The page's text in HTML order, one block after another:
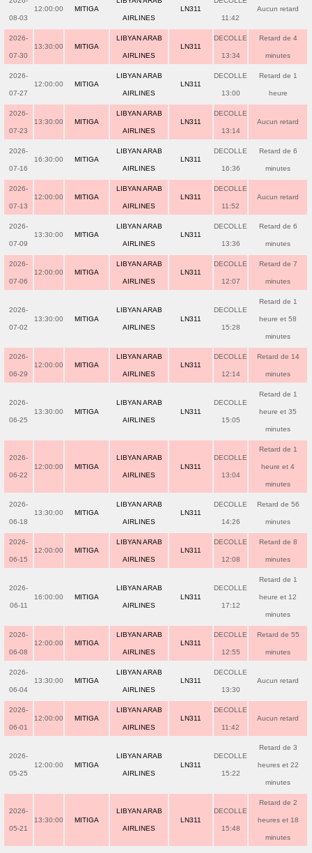
08-03
12:00:00 MITIGA
AIRLINES
LN311
11:42
Aucun retard
2026-
07-30
13:30:00 MITIGA
LIBYAN ARAB
AIRLINES
LN311
DECOLLE
13:34
Retard de 4
minutes
2026-
07-27
12:00:00 MITIGA
LIBYAN ARAB
AIRLINES
LN311
DECOLLE
13:00
Retard de 1
heure
2026-
07-23
13:30:00 MITIGA
LIBYAN ARAB
AIRLINES
LN311
DECOLLE
13:14
Aucun retard
2026-
07-16
16:30:00 MITIGA
LIBYAN ARAB
AIRLINES
LN311
DECOLLE
16:36
Retard de 6
minutes
2026-
07-13
12:00:00 MITIGA
LIBYAN ARAB
AIRLINES
LN311
DECOLLE
11:52
Aucun retard
2026-
07-09
13:30:00 MITIGA
LIBYAN ARAB
AIRLINES
LN311
DECOLLE
13:36
Retard de 6
minutes
2026-
07-06
12:00:00 MITIGA
LIBYAN ARAB
AIRLINES
LN311
DECOLLE
12:07
Retard de 7
minutes
2026-
07-02
13:30:00 MITIGA
LIBYAN ARAB
AIRLINES
LN311
DECOLLE
15:28
Retard de 1
heure et 58
minutes
2026-
06-29
12:00:00 MITIGA
LIBYAN ARAB
AIRLINES
LN311
DECOLLE
12:14
Retard de 14
minutes
2026-
06-25
13:30:00 MITIGA
LIBYAN ARAB
AIRLINES
LN311
DECOLLE
15:05
Retard de 1
heure et 35
minutes
2026-
06-22
12:00:00 MITIGA
LIBYAN ARAB
AIRLINES
LN311
DECOLLE
13:04
Retard de 1
heure et 4
minutes
2026-
06-18
13:30:00 MITIGA
LIBYAN ARAB
AIRLINES
LN311
DECOLLE
14:26
Retard de 56
minutes
2026-
06-15
12:00:00 MITIGA
LIBYAN ARAB
AIRLINES
LN311
DECOLLE
12:08
Retard de 8
minutes
2026-
06-11
16:00:00 MITIGA
LIBYAN ARAB
AIRLINES
LN311
DECOLLE
17:12
Retard de 1
heure et 12
minutes
2026-
06-08
12:00:00 MITIGA
LIBYAN ARAB
AIRLINES
LN311
DECOLLE
12:55
Retard de 55
minutes
2026-
06-04
13:30:00 MITIGA
LIBYAN ARAB
AIRLINES
LN311
DECOLLE
13:30
Aucun retard
2026-
06-01
12:00:00 MITIGA
LIBYAN ARAB
AIRLINES
LN311
DECOLLE
11:42
Aucun retard
2026-
05-25
12:00:00 MITIGA
LIBYAN ARAB
AIRLINES
LN311
DECOLLE
15:22
Retard de 3
heures et 22
minutes
2026-
05-21
13:30:00 MITIGA
LIBYAN ARAB
AIRLINES
LN311
DECOLLE
15:48
Retard de 2
heures et 18
minutes